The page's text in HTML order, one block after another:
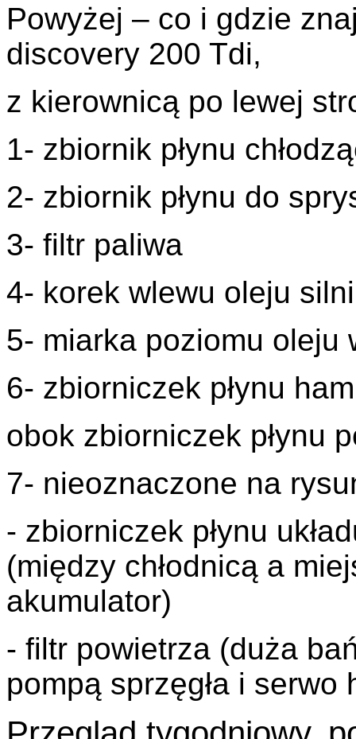
Powyżej – co i gdzie
discovery 200 Tdi,
z kierownicą po lewej
1- zbiornik płynu
2- zbiornik płynu do
3- filtr paliwa
4- korek wlewu oleju
5- miarka poziomu oleju
6- zbiorniczek płynu
obok zbiorniczek płynu
7- nieoznaczone na
- zbiorniczek płynu
(między chłodnicą a
akumulator)
- filtr powietrza (duża
pompą sprzęgła i serwo